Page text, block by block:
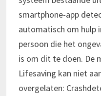
smartphone-app
automatisch om hulp
persoon die het
is om dit te doen. De
Lifesaving kan niet
overgelaten: